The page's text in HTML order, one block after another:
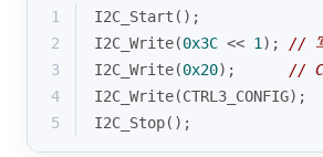
1
I2C_Start();
2
I2C_Write(0x3C << 1 ); //
3
I2C_Write(0x20); //
4
I2C_Write(CTRL3_CONFIG);
5
I2C_Stop();